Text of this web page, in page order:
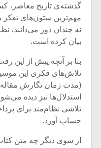
گذشته‌ی تاریخ معاصر،
مهم‌ترین ستون‌های
نه چندان دور می‌دانند،
بیان کرده است.
بنا بر آنچه پیش از این
تلاش‌های فکری این
(مدت زمان نگارش
استدلال‌ها نیز دیده
تلاشی نظام‌مند برای
حساب آورد.
از سوی دیگر چه متن
یادداشتی
متن فیلم
اگر نمی
بدنام